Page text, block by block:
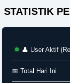
STATISTIK
👤 User Aktif
📅 Total Hari Ini